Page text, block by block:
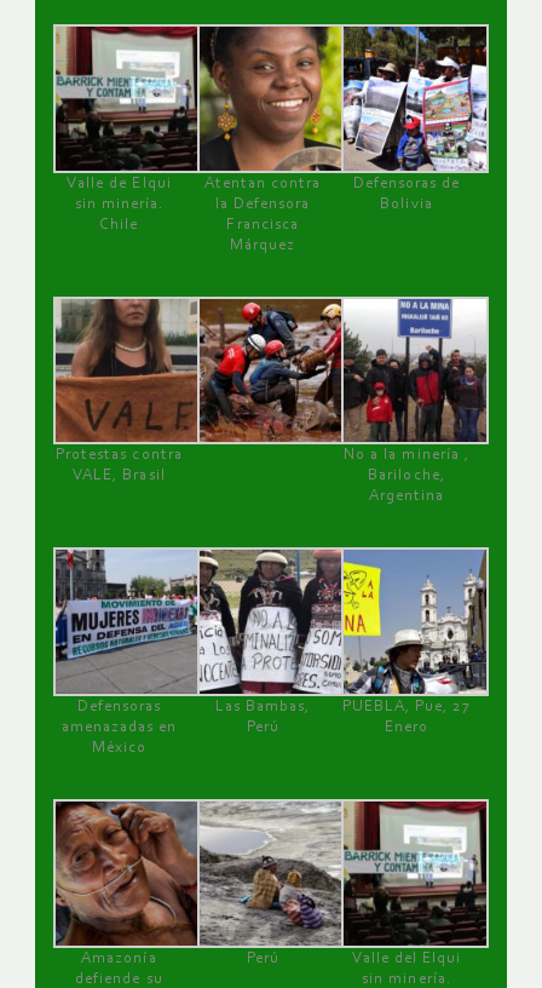
Valle de Elqui
sin minería.
Chile
Atentan contra
la Defensora
Francisca
Márquez
Defensoras de
Bolivia
Protestas contra
VALE, Brasil
No a la minería ,
Bariloche,
Argentina
Defensoras
amenazadas en
México
Las Bambas,
Perú
PUEBLA, Pue, 27
Enero
Amazonía
defiende su
Perú
Valle del Elqui
sin minería.